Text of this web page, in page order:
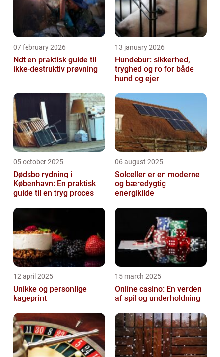
07 february 2026
Ndt en praktisk guide til
ikke-destruktiv prøvning
13 january 2026
Hundebur: sikkerhed,
tryghed og ro for både
hund og ejer
05 october 2025
Dødsbo rydning i
København: En praktisk
guide til en tryg proces
06 august 2025
Solceller er en moderne
og bæredygtig
energikilde
12 april 2025
Unikke og personlige
kageprint
15 march 2025
Online casino: En verden
af spil og underholdning